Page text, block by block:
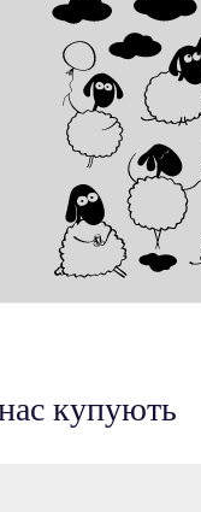
купують